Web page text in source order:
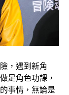
，遇到新角
足角色功課，
事情，無論是